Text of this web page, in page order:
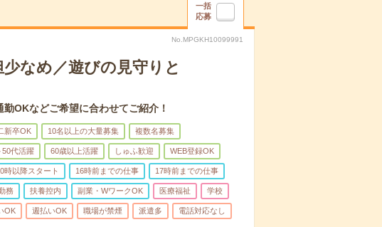
一括
応募
No.MPGKH10099991
少なめ／遊びの見守りと
OKなどご希望に合わせてご紹介！
新卒OK 10名以上の大量募集 複数名募集
50代活躍 60歳以上活躍 しゅふ歓迎 WEB登録OK
時以降スタート 16時前までの仕事 17時前までの仕事
務 扶養控内 副業・WワークOK 医療福祉 学校
OK 週払いOK 職場が禁煙 派遣多 電話対応なし